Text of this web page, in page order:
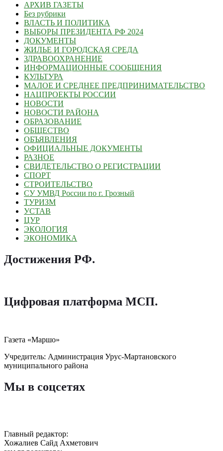
АРХИВ ГАЗЕТЫ
Без рубрики
ВЛАСТЬ И ПОЛИТИКА
ВЫБОРЫ ПРЕЗИДЕНТА РФ 2024
ДОКУМЕНТЫ
ЖИЛЬЕ И ГОРОДСКАЯ СРЕДА
ЗДРАВООХРАНЕНИЕ
ИНФОРМАЦИОННЫЕ СООБЩЕНИЯ
КУЛЬТУРА
МАЛОЕ И СРЕДНЕЕ ПРЕДПРИНИМАТЕЛЬСТВО
НАЦПРОЕКТЫ РОССИИ
НОВОСТИ
НОВОСТИ РАЙОНА
ОБРАЗОВАНИЕ
ОБЩЕСТВО
ОБЪЯВЛЕНИЯ
ОФИЦИАЛЬНЫЕ ДОКУМЕНТЫ
РАЗНОЕ
СВИДЕТЕЛЬСТВО О РЕГИСТРАЦИИ
СПОРТ
СТРОИТЕЛЬСТВО
СУ УМВД России по г. Грозный
ТУРИЗМ
УСТАВ
ЦУР
ЭКОЛОГИЯ
ЭКОНОМИКА
Достижения РФ.
Цифровая платформа МСП.
Газета «Маршо»
Учредитель: Администрация Урус-Мартановского
муниципального района
Мы в соцсетях
Главный редактор:
Хожалиев Сайд Ахметович